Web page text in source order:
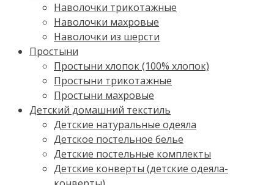
Наволочки трикотажные
Наволочки махровые
Наволочки из шерсти
Простыни
Простыни хлопок (100% хлопок)
Простыни трикотажные
Простыни махровые
Детский домашний текстиль
Детские натуральные одеяла
Детское постельное белье
Детские постельные комплекты
Детские конверты (детские одеяла-